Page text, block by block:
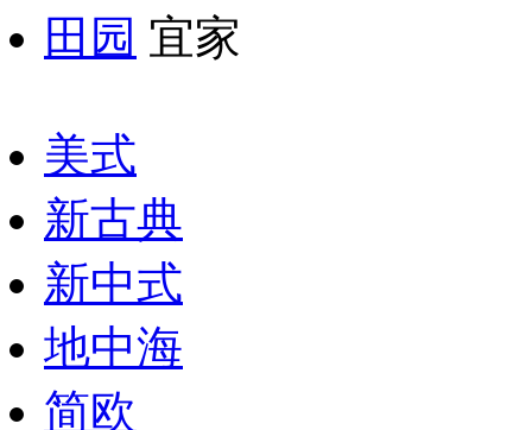
田园 宜家
美式
新古典
新中式
地中海
简欧